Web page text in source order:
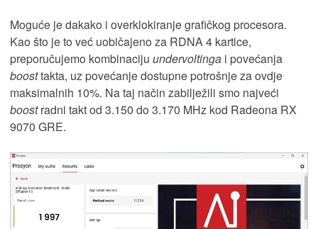
Moguće je dakako i overklokiranje grafičkog procesora.
Kao što je to već uobičajeno za RDNA 4 kartice,
preporučujemo kombinaciju undervoltinga i povećanja
boosttakta, uz povećanje dostupne potrošnje za ovdje
maksimalnih 10%. Na taj način zabilježili smo najveći
boostradni takt od 3.150 do 3.170 MHz kod Radeona RX
9070 GRE.